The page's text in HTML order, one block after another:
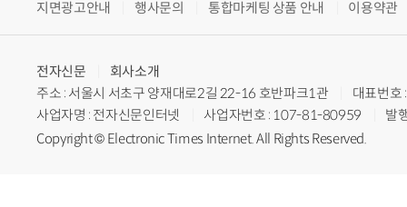
지면광고안내 행사문의 통합마케팅 상품 안내 이용약관
전자신문
회사소개
주소 : 서울시 서초구 양재대로2길 22-16 호반파크1관
대표번
사업자명 : 전자신문인터넷
사업자번호 : 107-81-80959
발
Copyright © Electronic Times Internet. All Rights Reserved.